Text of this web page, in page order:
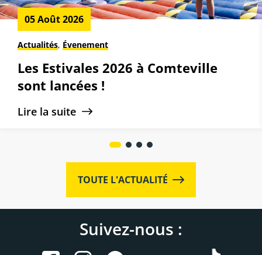
05 Août 2026
Actualités, Évenement
Les Estivales 2026 à Comteville
sont lancées !
Lire la suite
TOUTE L'ACTUALITÉ
Suivez-nous :